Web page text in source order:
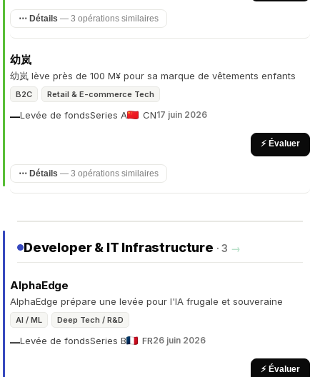
⋯ Détails — 3 opérations similaires
幼岚
幼岚 lève près de 100 M¥ pour sa marque de vêtements enfants
B2C Retail & E-commerce Tech
Levée de fonds
— Series A CN17 juin 2026
⚡ Évaluer
⋯ Détails — 3 opérations similaires
Developer & IT Infrastructure · 3 →
AlphaEdge
AlphaEdge prépare une levée pour l'IA frugale et souveraine
AI / ML Deep Tech / R&D
Levée de fonds
— Series B FR26 juin 2026
⚡ Évaluer